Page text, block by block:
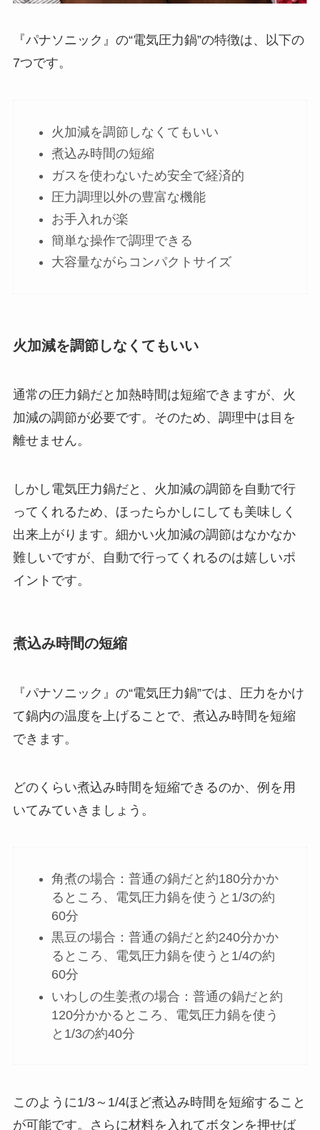
『パナソニック』の“電気圧力鍋”の特徴は、以下の
7つです。
火加減を調節しなくてもいい
煮込み時間の短縮
ガスを使わないため安全で経済的
圧力調理以外の豊富な機能
お手入れが楽
簡単な操作で調理できる
大容量ながらコンパクトサイズ
火加減を調節しなくてもいい
通常の圧力鍋だと加熱時間は短縮できますが、火
加減の調節が必要です。そのため、調理中は目を
離せません。
しかし電気圧力鍋だと、火加減の調節を自動で行
ってくれるため、ほったらかしにしても美味しく
出来上がります。 細かい火加減の調節はなかなか
難しいですが、自動で行ってくれるのは嬉しいポ
イントです。
煮込み時間の短縮
『パナソニック』の“電気圧力鍋”では、圧力をかけ
て鍋内の温度を上げることで、煮込み時間を短縮
できます。
どのくらい煮込み時間を短縮できるのか、例を用
いてみていきましょう。
角煮の場合：普通の鍋だと約180分かか
るところ、電気圧力鍋を使うと1/3の約
60分
黒豆の場合：普通の鍋だと約240分かか
るところ、電気圧力鍋を使うと1/4の約
60分
いわしの生姜煮の場合：普通の鍋だと約
120分かかるところ、電気圧力鍋を使う
と1/3の約40分
このように1/3～1/4ほど煮込み時間を短縮すること
が可能です。
さらに材料を入れてボタンを押せば